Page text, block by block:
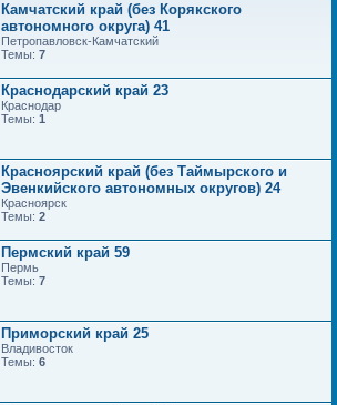
Камчатский край (без Корякского
автономного округа) 41
Петропавловск-Камчатский
Темы: 7
Краснодарский край 23
Краснодар
Темы: 1
Красноярский край (без Таймырского и
Эвенкийского автономных округов) 24
Красноярск
Темы: 2
Пермский край 59
Пермь
Темы: 7
Приморский край 25
Владивосток
Темы: 6